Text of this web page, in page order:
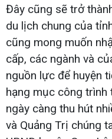
Đây cũng sẽ trở
du lịch chung của
cũng mong muốn
cấp, các ngành và
nguồn lực để huyện
hạng mục công trình
ngày càng thu hút
và Quảng Trị chúng